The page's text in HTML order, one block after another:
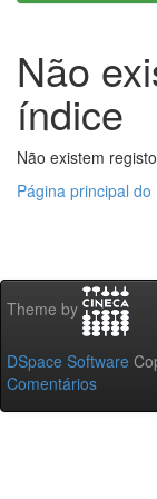
Não
índice
Não existem
Página principal do
Theme by
DSpace Software
Comentários